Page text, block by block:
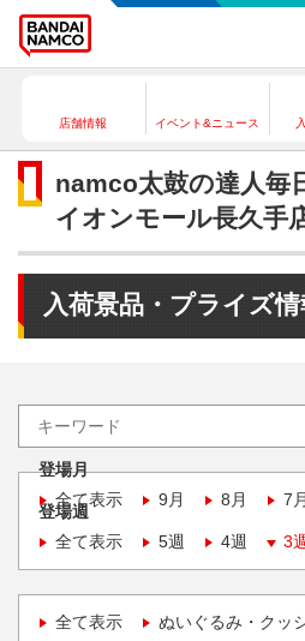
店舗情報 イベント&ニュース
namco太鼓の達人毎
イオンモール長久手
入荷景品・プライズ情
登場月
全て表示
9月 8月 7月
登場週
全て表示
5週 4週 3週
全て表示 ぬいぐるみ・クッ